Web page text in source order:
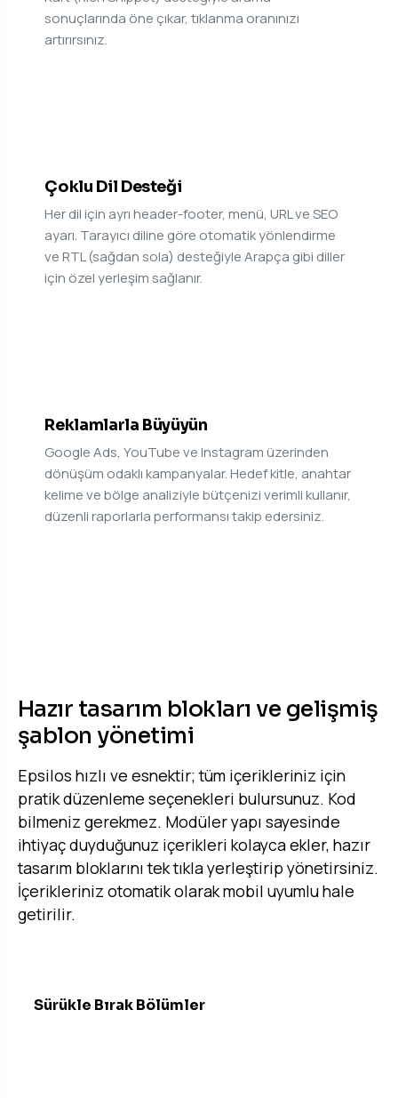
sonuçlarında öne çıkar, tıklanma oranınızı
artırırsınız.
Çoklu Dil Desteği
Her dil için ayrı header-footer, menü, URL ve SEO
ayarı. Tarayıcı diline göre otomatik yönlendirme
ve RTL (sağdan sola) desteğiyle Arapça gibi diller
için özel yerleşim sağlanır.
Reklamlarla Büyüyün
Google Ads, YouTube ve Instagram üzerinden
dönüşüm odaklı kampanyalar. Hedef kitle, anahtar
kelime ve bölge analiziyle bütçenizi verimli kullanır,
düzenli raporlarla performansı takip edersiniz.
Hazır tasarım blokları ve gelişmiş
şablon yönetimi
Epsilos hızlı ve esnektir; tüm içerikleriniz için
pratik düzenleme seçenekleri bulursunuz. Kod
bilmeniz gerekmez. Modüler yapı sayesinde
ihtiyaç duyduğunuz içerikleri kolayca ekler, hazır
tasarım bloklarını tek tıkla yerleştirip yönetirsiniz.
İçerikleriniz otomatik olarak mobil uyumlu hale
getirilir.
Sürükle Bırak Bölümler